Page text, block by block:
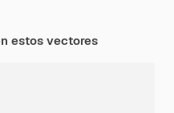
estos vectores